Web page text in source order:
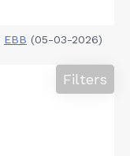
EBB (05-03-2026)
Filters